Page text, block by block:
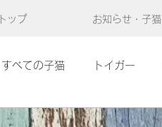
トップ お知らせ・子猫
すべての子猫 トイガー